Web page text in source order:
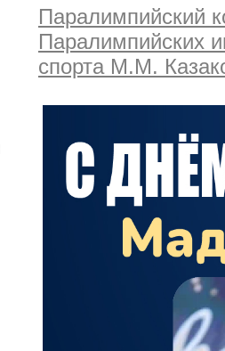
Паралимпийский
Паралимпийских
спорта М.М.